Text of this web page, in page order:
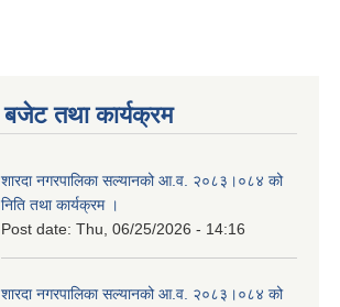
बजेट तथा कार्यक्रम
शारदा नगरपालिका सल्यानको आ.व. २०८३।०८४ को
निति तथा कार्यक्रम ।
Post date: Thu, 06/25/2026 - 14:16
शारदा नगरपालिका सल्यानको आ.व. २०८३।०८४ को